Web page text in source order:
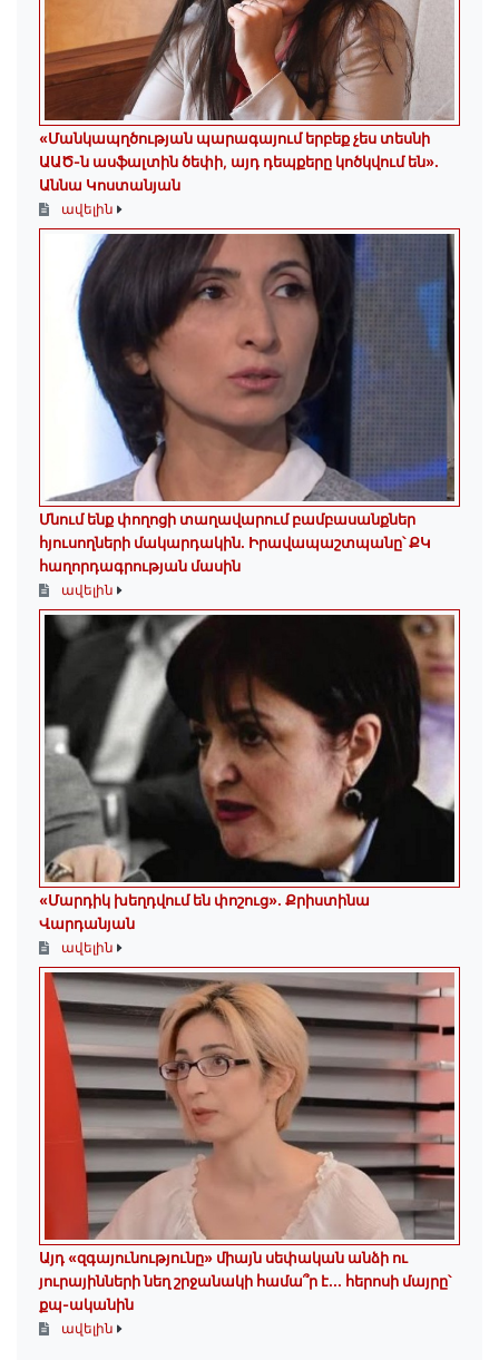
«Մանկապղծության պարագայում երբեք չես տեսնի
ԱԱԾ-ն ասֆալտին ծեփի, այդ դեպքերը կոծկվում են»․
Աննա Կոստանյան
ավելին
Մնում ենք փողոցի տաղավարում բամբասանքներ
հյուսողների մակարդակին․ Իրավապաշտպանը՝ ՔԿ
հաղորդագրության մասին
ավելին
«Մարդիկ խեղդվում են փոշուց»․ Քրիստինա
Վարդանյան
ավելին
Այդ «զգայունությունը» միայն սեփական անձի ու
յուրայինների նեղ շրջանակի համա՞ր է․․․ հերոսի մայրը՝
քպ-ականին
ավելին